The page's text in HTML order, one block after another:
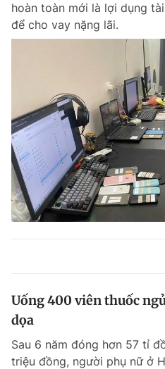
hoàn toàn mới là lợi dụng
để cho vay nặng lãi.
Uống 400 viên thuốc
dọa
Sau 6 năm đóng hơn 57 tỉ
triệu đồng, người phụ nữ ở